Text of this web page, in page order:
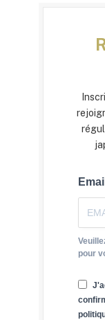
pour